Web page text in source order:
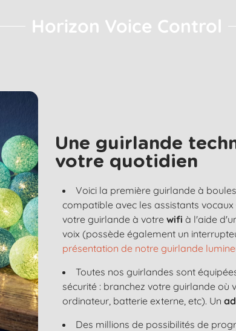
Horizon Voice Control
Une guirlande
votre quotidien
Voici la première guirlande à
compatible avec les assistants vocaux
votre guirlande à votrewifià l'aide
voix (possède également un
présentation de notre guirlande
Toutes nos guirlandes sont
sécurité : branchez votre guirlande où
ordinateur, batterie externe, etc). Un
Des millions de possibilités de